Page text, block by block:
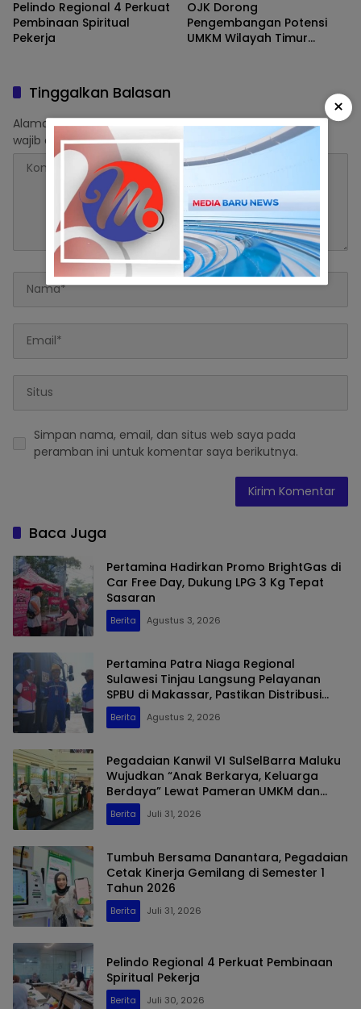
Pelindo Regional 4 Perkuat
Pembinaan Spiritual
Pekerja
OJK Dorong
Pengembangan Potensi
UMKM Wilayah Timur
Tinggalkan Balasan
Alamat email Anda tidak akan dipublikasikan. Ruas yang
wajib ditandai*
Simpan nama, email, dan situs web saya pada
peramban ini untuk komentar saya berikutnya.
Baca Juga
Pertamina Hadirkan Promo BrightGas di
Car Free Day, Dukung LPG 3 Kg Tepat
Sasaran
Berita Agustus 3, 2026
Pertamina Patra Niaga Regional
Sulawesi Tinjau Langsung Pelayanan
SPBU di Makassar, Pastikan Distribusi
Biosolar Berjalan Optimal
Berita Agustus 2, 2026
Pegadaian Kanwil VI SulSelBarra Maluku
Wujudkan “Anak Berkarya, Keluarga
Berdaya” Lewat Pameran UMKM dan
Bazar Emas
Berita Juli 31, 2026
Tumbuh Bersama Danantara, Pegadaian
Cetak Kinerja Gemilang di Semester 1
Tahun 2026
Berita Juli 31, 2026
Pelindo Regional 4 Perkuat Pembinaan
Spiritual Pekerja
Berita Juli 30, 2026
×